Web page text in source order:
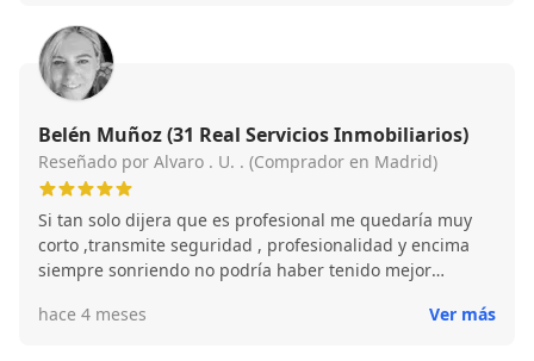
Belén Muñoz (31 Real Servicios Inmobiliarios)
Reseñado por Alvaro . U. . (Comprador en Madrid)
Si tan solo dijera que es profesional me quedaría muy
corto ,transmite seguridad , profesionalidad y encima
siempre sonriendo no podría haber tenido mejor
hace 4 meses
Ver más